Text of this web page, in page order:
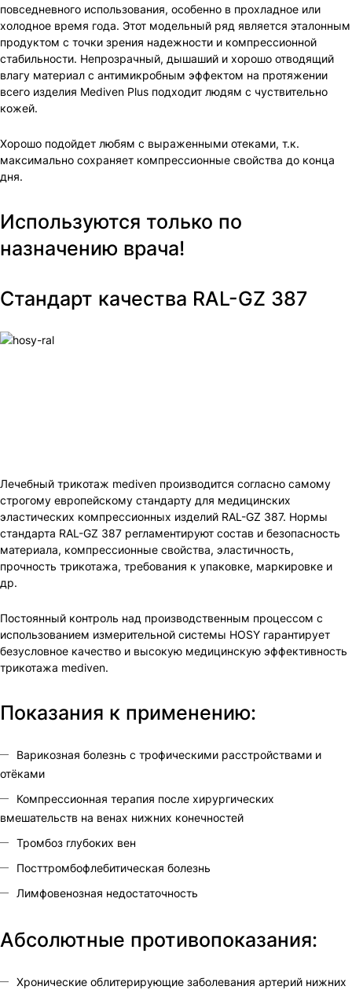
повседневного использования, особенно в прохладное или
холодное время года. Этот модельный ряд является эталонным
продуктом с точки зрения надежности и компрессионной
стабильности. Непрозрачный, дышаший и хорошо отводящий
влагу материал с антимикробным эффектом на протяжении
всего изделия Mediven Plus подходит людям с чуствительно
кожей.
Хорошо подойдет любям с выраженными отеками, т.к.
максимально сохраняет компрессионные свойства до конца
дня.
Используются только по
назначению врача!
Стандарт качества RAL-GZ 387
Лечебный трикотаж mediven производится согласно самому
строгому европейскому стандарту для медицинских
эластических компрессионных изделий RAL-GZ 387. Нормы
стандарта RAL-GZ 387 регламентируют состав и безопасность
материала, компрессионные свойства, эластичность,
прочность трикотажа, требования к упаковке, маркировке и
др.
Постоянный контроль над производственным процессом с
использованием измерительной системы HOSY гарантирует
безусловное качество и высокую медицинскую эффективность
трикотажа mediven.
Показания к применению:
Варикозная болезнь с трофическими расстройствами и
отёками
Компрессионная терапия после хирургических
вмешательств на венах нижних конечностей
Тромбоз глубоких вен
Посттромбофлебитическая болезнь
Лимфовенозная недостаточность
Абсолютные противопоказания:
Хронические облитерирующие заболевания артерий нижних